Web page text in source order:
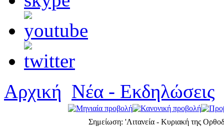
Αρχική Νέα - Εκδηλώσεις
Σημείωση: 'Λιτανεία - Κυριακή της